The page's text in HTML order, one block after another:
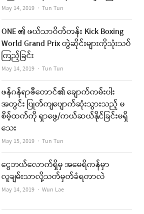
May 14, 2019 Author
Tun Tun
ONE ၏ ဖယ်သာဝိတ်တန်း Kick Boxing
World Grand Prix တွဲဆိုင်းများကိုသုံးသပ်
ကြည့်ခြင်း
May 14, 2019 Author
Tun Tun
ဖန်ဂန်ရာဇီတောင်၏ ချောက်ကမ်းပါး
အတွင်း ပြုတ်ကျပျောက်ဆုံးသွားသည့် မ
စိမ့်ထက်ကို ရှာဖွေ/ကယ်ဆယ်နိုင်ခြင်းမရှိ
သေး
May 15, 2019 Author
Tun Tun
ငွေဘယ်လောက်ရှိမှ အမေရိကန်မှာ
လူချမ်းသာလို့သတ်မှတ်ခံရတာလဲ
May 14, 2019 Author
Wun Lae